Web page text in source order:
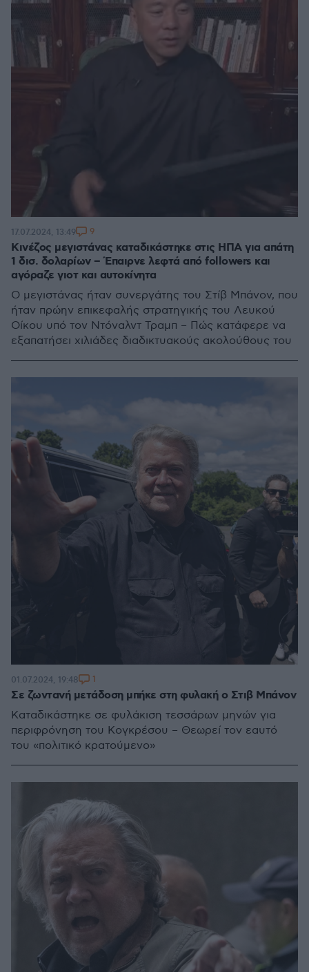
Κινέζος μεγιστάνας καταδικάστηκε στις ΗΠΑ για απάτη
1 δισ. δολαρίων – Έπαιρνε λεφτά από followers και
αγόραζε γιοτ και αυτοκίνητα
Ο μεγιστάνας ήταν συνεργάτης του Στίβ Μπάνον, που
ήταν πρώην επικεφαλής στρατηγικής του Λευκού
Οίκου υπό τον Ντόναλντ Τραμπ – Πώς κατάφερε να
εξαπατήσει χιλιάδες διαδικτυακούς ακολούθους του
17.07.2024, 13:49 9
Σε ζωντανή μετάδοση μπήκε στη φυλακή ο Στιβ Μπάνον
Καταδικάστηκε σε φυλάκιση τεσσάρων μηνών για
περιφρόνηση του Κογκρέσου – Θεωρεί τον εαυτό
του «πολιτικό κρατούμενο»
01.07.2024, 19:48 1